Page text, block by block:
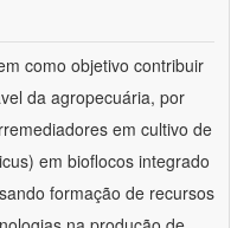
como objetivo contribuir
da agropecuária, por
em cultivo de
em bioflocos integrado
formação de recursos